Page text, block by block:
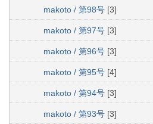
makoto / 第98号 [3]
makoto / 第97号 [3]
makoto / 第96号 [3]
makoto / 第95号 [4]
makoto / 第94号 [3]
makoto / 第93号 [3]